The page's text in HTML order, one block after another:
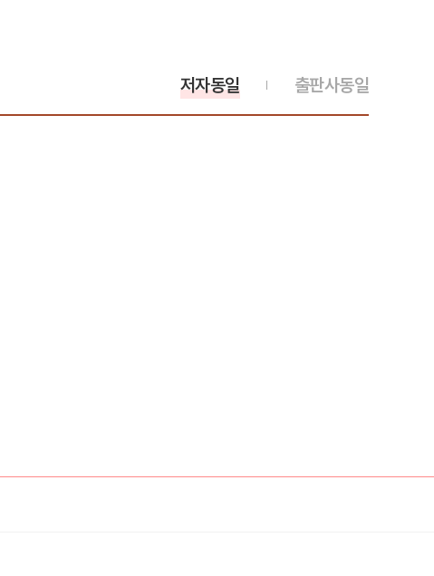
출판사동일
저자동일